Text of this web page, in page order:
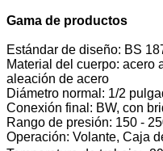
Gama de productos
Estándar de diseño: BS
Material del cuerpo: acero
aleación de acero
Diámetro normal: 1/2
Conexión final: BW, con
Rango de presión: 150 -
Operación: Volante, Caja